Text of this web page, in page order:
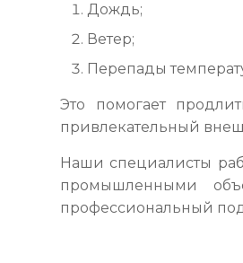
Дождь;
Ветер;
Перепады
Это помогает
привлекательный
Наши специалисты
промышленными
профессиональный